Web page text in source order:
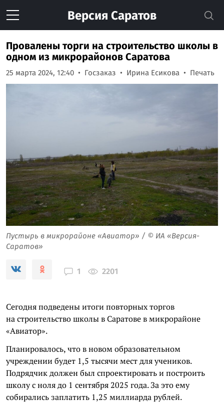
Версия Саратов
Провалены торги на строительство школы в
одном из микрорайонов Саратова
25 марта 2024, 12:40 Госзаказ Ирина Есикова Печать
Пустырь в микрорайоне «Авиатор» / © ИА «Версия-
Саратов»
1 2201
Сегодня подведены итоги повторных торгов
на строительство школы в Саратове в микрорайоне
«Авиатор».
Планировалось, что в новом образовательном
учреждении будет 1,5 тысячи мест для учеников.
Подрядчик должен был спроектировать и построить
школу с ноля до 1 сентября 2025 года. За это ему
собирались заплатить 1,25 миллиарда рублей.